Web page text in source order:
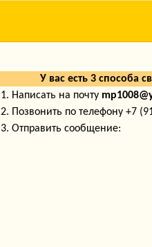
У вас есть 3 способа
1. Написать на почту
2. Позвонить по телефону +7
3. Отправить сообщение: